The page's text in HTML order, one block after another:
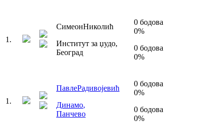
1 .
СимеонНиколић
Институт за џудо,
Београд
0 бодова
0%
0 бодова
0%
1 .
ПавлеРадивојевић
Динамо,
Панчево
0 бодова
0%
0 бодова
0%